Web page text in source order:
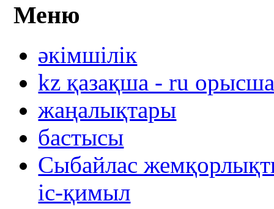
Меню
әкімшілік
kz қазақша - ru
жаңалықтары
бастысы
Сыбайлас
іс-қимыл